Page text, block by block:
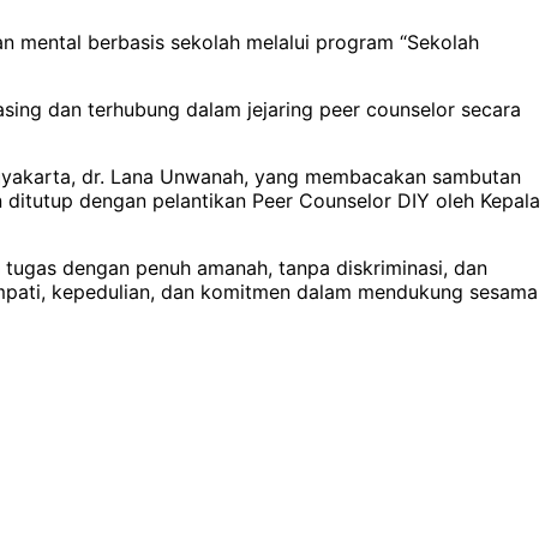
mental berbasis sekolah melalui program “Sekolah
dan terhubung dalam jejaring peer counselor secara
dr. Lana Unwanah, yang membacakan sambutan
dengan pelantikan Peer Counselor DIY oleh Kepala
dengan penuh amanah, tanpa diskriminasi, dan
kepedulian, dan komitmen dalam mendukung sesama